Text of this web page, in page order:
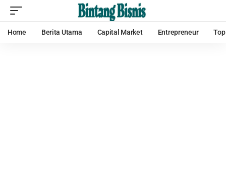
Home Berita Utama Capital Market Entrepreneur